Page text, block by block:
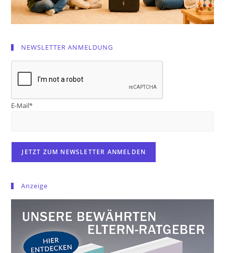
NEWSLETTER ANMELDUNG
E-Mail*
Anzeige